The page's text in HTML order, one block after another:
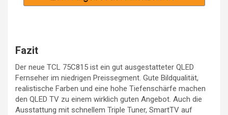
Fazit
Der neue TCL 75C815 ist ein gut ausgestatteter QLED
Fernseher im niedrigen Preissegment. Gute Bildqualität,
realistische Farben und eine hohe Tiefenschärfe machen
den QLED TV zu einem wirklich guten Angebot. Auch die
Ausstattung mit schnellem Triple Tuner, SmartTV auf